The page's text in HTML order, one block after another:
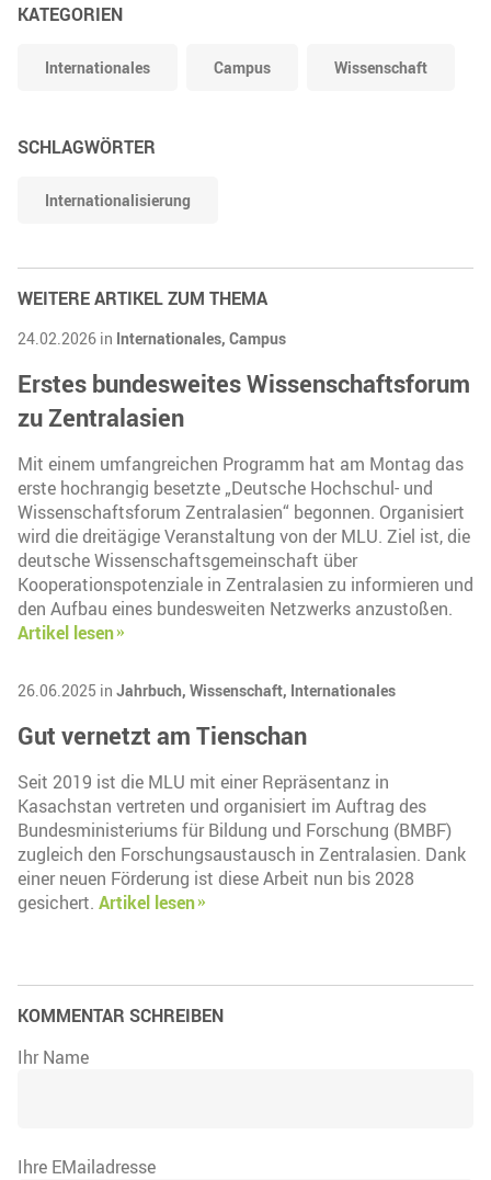
KATEGORIEN
Internationales Campus Wissenschaft
SCHLAGWÖRTER
Internationalisierung
WEITERE ARTIKEL ZUM THEMA
24.02.2026 in Internationales, Campus
Erstes bundesweites Wissenschaftsforum
zu Zentralasien
Mit einem umfangreichen Programm hat am Montag das
erste hochrangig besetzte „Deutsche Hochschul- und
Wissenschaftsforum Zentralasien“ begonnen. Organisiert
wird die dreitägige Veranstaltung von der MLU. Ziel ist, die
deutsche Wissenschaftsgemeinschaft über
Kooperationspotenziale in Zentralasien zu informieren und
den Aufbau eines bundesweiten Netzwerks anzustoßen.
Artikel lesen
26.06.2025 in Jahrbuch, Wissenschaft, Internationales
Gut vernetzt am Tienschan
Seit 2019 ist die MLU mit einer Repräsentanz in
Kasachstan vertreten und organisiert im Auftrag des
Bundesministeriums für Bildung und Forschung (BMBF)
zugleich den Forschungsaustausch in Zentralasien. Dank
einer neuen Förderung ist diese Arbeit nun bis 2028
gesichert. Artikel lesen
KOMMENTAR SCHREIBEN
Ihr Name
Ihre EMailadresse